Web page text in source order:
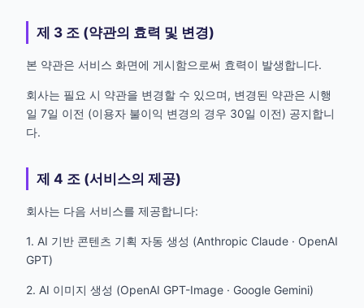
제 3 조 (약관의 효력 및 변경)
본 약관은 서비스 화면에 게시함으로써 효력이 발생합니다.
회사는 필요 시 약관을 변경할 수 있으며, 변경된 약관은 시행
일 7일 이전 (이용자 불이익 변경의 경우 30일 이전) 공지합니
다.
제 4 조 (서비스의 제공)
회사는 다음 서비스를 제공합니다:
1. AI 기반 콘텐츠 기획 자동 생성 (Anthropic Claude · OpenAI
GPT)
2. AI 이미지 생성 (OpenAI GPT-Image · Google Gemini)